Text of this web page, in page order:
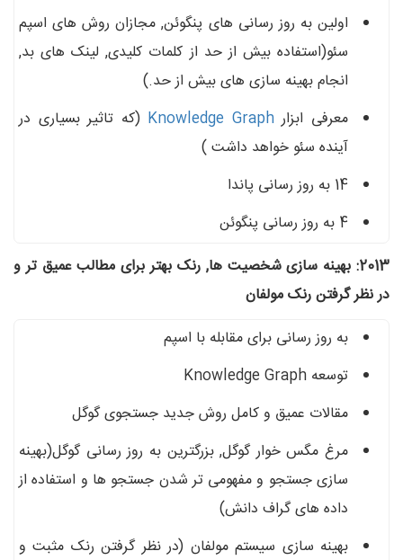
اولین به روز رسانی های پنگوئن, مجازان روش های اسپم
سئو(استفاده بیش از حد از کلمات کلیدی, لینک های بد,
انجام بهینه سازی های بیش از حد.)
معرفی ابزارKnowledge Graph (که تاثیر بسیاری در
آینده سئو خواهد داشت )
14 به روز رسانی پاندا
4 به روز رسانی پنگوئن
2013: بهینه سازی شخصیت ها, رنک بهتر برای مطالب عمیق تر و
در نظر گرفتن رنک مولفان
به روز رسانی برای مقابله با اسپم
توسعه Knowledge Graph
مقالات عمیق و کامل روش جدید جستجوی گوگل
مرغ مگس خوار گوگل, بزرگترین به روز رسانی گوگل(بهینه
سازی جستجو و مفهومی تر شدن جستجو ها و استفاده از
داده های گراف دانش)
بهینه سازی سیستم مولفان (در نظر گرفتن رنک مثبت و